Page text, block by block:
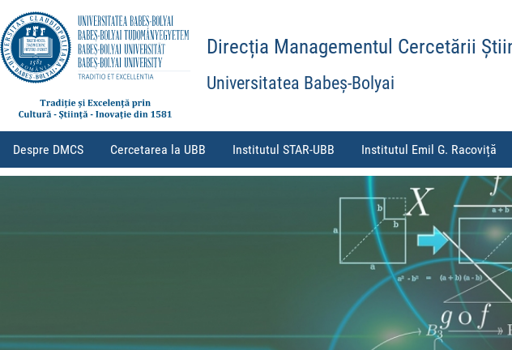
Direcția Managementul Cercetării
Universitatea Babeș-Bolyai
Despre DMCS Cercetarea la UBB Institutul STAR-UBB Institutul Emil G. Racoviță